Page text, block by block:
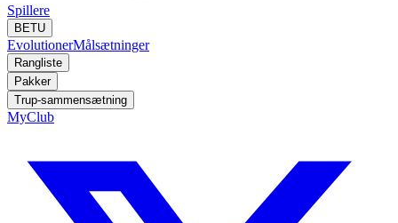
Spillere
BETU
EvolutionerMålsætninger
Rangliste
Pakker
Trup-sammensætning
MyClub